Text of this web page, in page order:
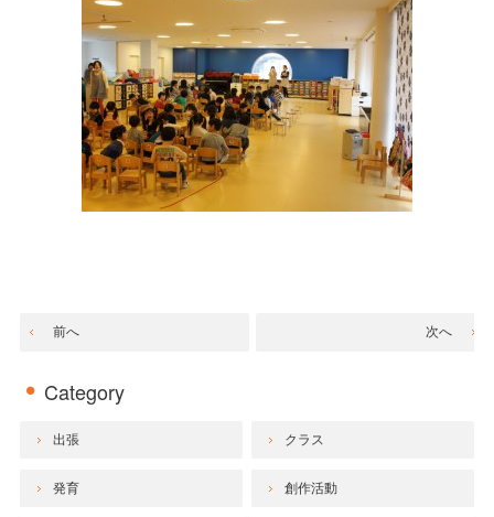
前へ 次へ
Category
出張 クラス
発育 創作活動